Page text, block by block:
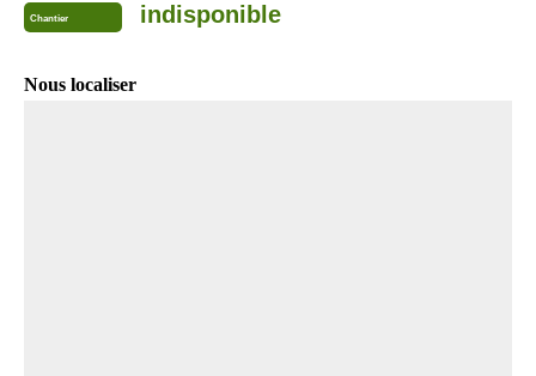
Chantier indisponible
Nous localiser